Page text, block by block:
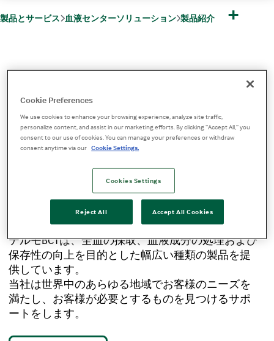
製品とサービス 血液センターソリューション 製品紹介 +
血液の採取と処理に必要な
機能を備えた製品
安全機能、バッグ構成、容量の選択肢、フィルタ
ーの種類、血液保存液、採血針の太さ、使用期
限、品質、包装――。
これらは、全血の採取、処理、保存のために、血
液バッグシステムに求められるものです。
テルモBCTは、全血の採取、血液成分の処理および
保存性の向上を目的とした幅広い種類の製品を提
供しています。
当社は世界中のあらゆる地域でお客様のニーズを
満たし、お客様が必要とするものを見つけるサポ
ートをします。
Cookie Preferences
We use cookies to enhance your browsing experience, analyze site traffic,
personalize content, and assist in our marketing efforts. By clicking “Accept All,” you
consent to our use of cookies. You can manage your preferences or withdraw
consent anytime via our Cookie Settings.
Cookies Settings
Reject All Accept All Cookies